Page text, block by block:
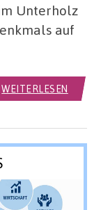
Unterholz
auf
WEITERLESEN